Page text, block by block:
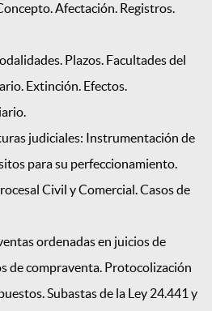
Afectación. Registros.
Plazos. Facultades del
Extinción. Efectos.
judiciales: Instrumentación de
para su perfeccionamiento.
Civil y Comercial. Casos de
ordenadas en juicios de
de compraventa. Protocolización
Subastas de la Ley 24.441 y